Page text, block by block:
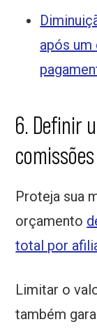
após um
6. Definir
comissões
Proteja sua
orçamento
total por
Limitar o
também